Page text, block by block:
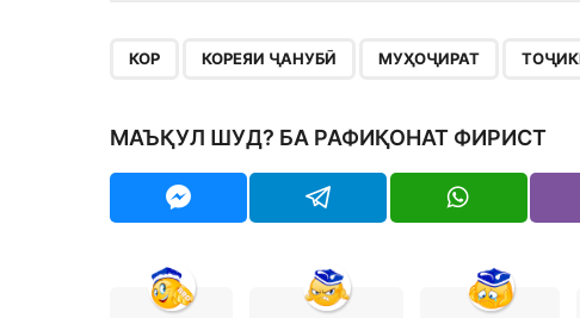
КОР КОРЕЯИ ҶАНУБӢ МУҲОҶИРАТ
МАЪҚУЛ ШУД? БА РАФИҚОНАТ ФИРИСТ